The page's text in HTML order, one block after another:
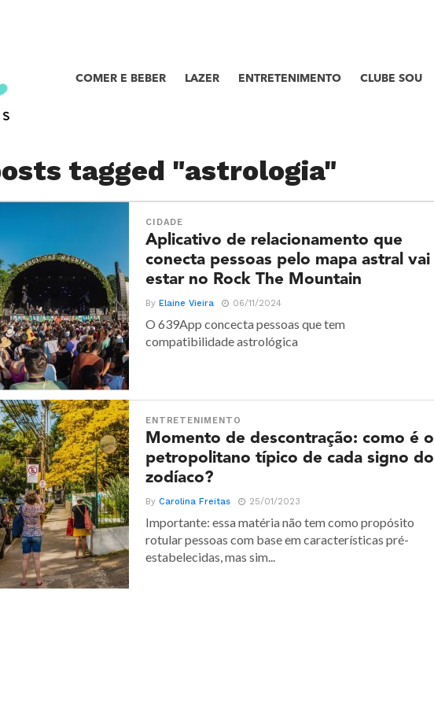
COMER E BEBER LAZER ENTRETENIMENTO CLUBE SOU
tagged "astrologia"
CIDADE
Aplicativo de relacionamento que
conecta pessoas pelo mapa astral vai
estar no Rock The Mountain
ByElaine Vieira 06/11/2024
O 639App concecta pessoas que tem
compatibilidade astrológica
ENTRETENIMENTO
Momento de descontração: como é o
petropolitano típico de cada signo do
zodíaco?
ByCarolina Freitas 25/01/2023
Importante: essa matéria não tem como propósito
rotular pessoas com base em características pré-
estabelecidas, mas sim...